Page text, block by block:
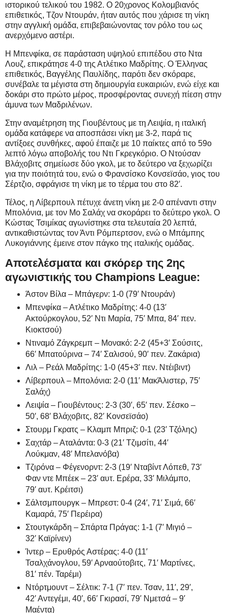
ιστορικού τελικού του 1982. Ο 20χρονος Κολομβιανός
επιθετικός, Τζον Ντουράν, ήταν αυτός που χάρισε τη νίκη
στην αγγλική ομάδα, επιβεβαιώνοντας τον ρόλο του ως
ανερχόμενο αστέρι.
Η Μπενφίκα, σε παράσταση υψηλού επιπέδου στο Ντα
Λουζ, επικράτησε 4-0 της Ατλέτικο Μαδρίτης. Ο Έλληνας
επιθετικός, Βαγγέλης Παυλίδης, παρότι δεν σκόραρε,
συνέβαλε τα μέγιστα στη δημιουργία ευκαιριών, ενώ είχε και
δοκάρι στο πρώτο μέρος, προσφέροντας συνεχή πίεση στην
άμυνα των Μαδριλένων.
Στην αναμέτρηση της Γιουβέντους με τη Λειψία, η ιταλική
ομάδα κατάφερε να αποσπάσει νίκη με 3-2, παρά τις
αντίξοες συνθήκες, αφού έπαιζε με 10 παίκτες από το 59ο
λεπτό λόγω αποβολής του Ντι Γκρεγκόριο. Ο Ντούσαν
Βλάχοβιτς σημείωσε δύο γκολ, με το δεύτερο να ξεχωρίζει
για την ποιότητά του, ενώ ο Φρανσίσκο Κονσεϊσάο, γιος του
Σέρτζιο, σφράγισε τη νίκη με το τέρμα του στο 82′.
Τέλος, η Λίβερπουλ πέτυχε άνετη νίκη με 2-0 απέναντι στην
Μπολόνια, με τον Μο Σαλάχ να σκοράρει το δεύτερο γκολ. Ο
Κώστας Τσιμίκας αγωνίστηκε στα τελευταία 20 λεπτά,
αντικαθιστώντας τον Άντι Ρόμπερτσον, ενώ ο Μπάμπης
Λυκογιάννης έμεινε στον πάγκο της ιταλικής ομάδας.
Αποτελέσματα και σκόρερ της 2ης
αγωνιστικής του Champions League:
Άστον Βίλα – Μπάγερν: 1-0 (79′ Ντουράν)
Μπενφίκα – Ατλέτικο Μαδρίτης: 4-0 (13′
Ακτούρκογλου, 52′ Ντι Μαρία, 75′ Μπα, 84′ πεν.
Κιοκτσού)
Ντιναμό Ζάγκρεμπ – Μονακό: 2-2 (45+3′ Σούσιτς,
66′ Μπατούρινα – 74′ Σαλισού, 90′ πεν. Ζακάρια)
Λιλ – Ρεάλ Μαδρίτης: 1-0 (45+3′ πεν. Ντέιβιντ)
Λίβερπουλ – Μπολόνια: 2-0 (11′ ΜακΆλιστερ, 75′
Σαλάχ)
Λειψία – Γιουβέντους: 2-3 (30′, 65′ πεν. Σέσκο –
50′, 68′ Βλάχοβιτς, 82′ Κονσεϊσάο)
Στουρμ Γκρατς – Κλαμπ Μπριζ: 0-1 (23′ Τζόλης)
Σαχτάρ – Αταλάντα: 0-3 (21′ Τζιμσίτι, 44′
Λούκμαν, 48′ Μπελανόβα)
Τζιρόνα – Φέγενορντ: 2-3 (19′ Νταβίντ Λόπεθ, 73′
Φαν ντε Μπέεκ – 23′ αυτ. Ερέρα, 33′ Μιλάμπο,
79′ αυτ. Κρέιτσι)
Σάλτσμπουργκ – Μπρεστ: 0-4 (24′, 71′ Σιμά, 66′
Καμαρά, 75′ Περέιρα)
Στουτγκάρδη – Σπάρτα Πράγας: 1-1 (7′ Μιγιό –
32′ Καϊρίνεν)
Ίντερ – Ερυθρός Αστέρας: 4-0 (11′
Τσαλχάνογλου, 59′ Αρναούτοβιτς, 71′ Μαρτίνες,
81′ πέν. Ταρέμι)
Ντόρτμουντ – Σέλτικ: 7-1 (7′ πεν. Τσαν, 11′, 29′,
42′ Αντεγέμι, 40′, 66′ Γκιρασί, 79′ Νμετσά – 9′
Μαέντα)